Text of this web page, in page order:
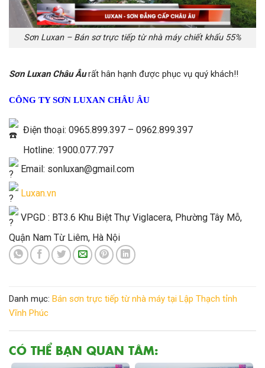
Sơn Luxan – Bán sơ trực tiếp từ nhà máy chiết khấu 55%
Sơn Luxan Châu Âurất hân hạnh được phục vụ quý khách!!
CÔNG TY SƠN LUXAN CHÂU ÂU
Điện thoại: 0965.899.397 – 0962.899.397
Hotline: 1900.077.797
Email: sonluxan@gmail.com
Luxan.vn
VPGD : BT3.6 Khu Biệt Thự Viglacera, Phường Tây Mỗ,
Quận Nam Từ Liêm, Hà Nội
Danh mục: Bán sơn trực tiếp từ nhà máy tại Lập Thạch tỉnh
Vĩnh Phúc
CÓ THỂ BẠN QUAN TÂM: